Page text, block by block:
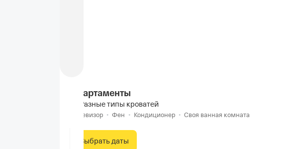
Апартаменты
Разные типы кроватей
Телевизор • Фен • Кондиционер • Своя ванная комната
Выбрать даты